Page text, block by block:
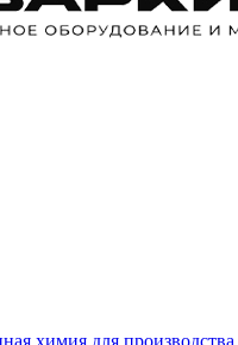
химия для производства